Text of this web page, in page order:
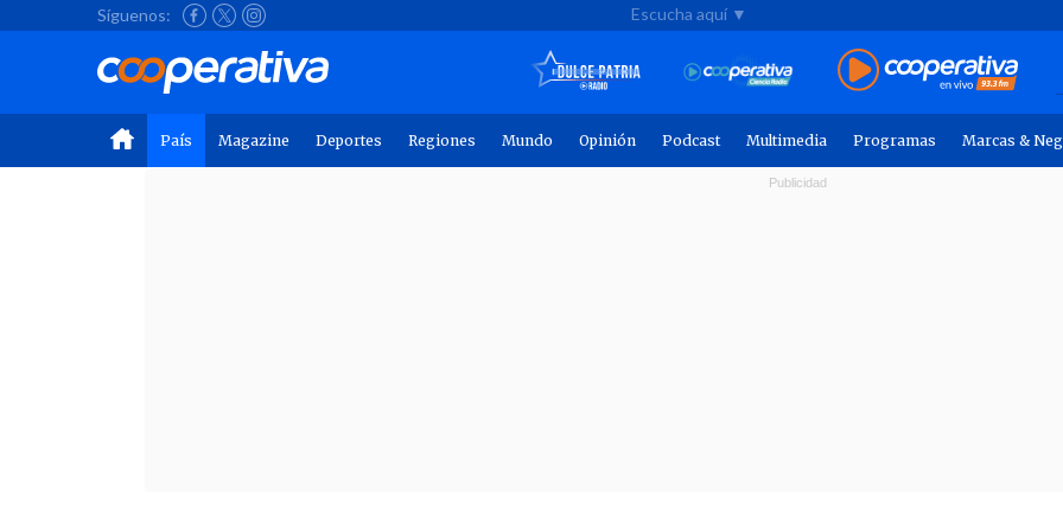
Síguenos: Escucha aquí ▼
País Magazine Deportes Regiones Mundo Opinión Podcast Multimedia Programas Marcas &